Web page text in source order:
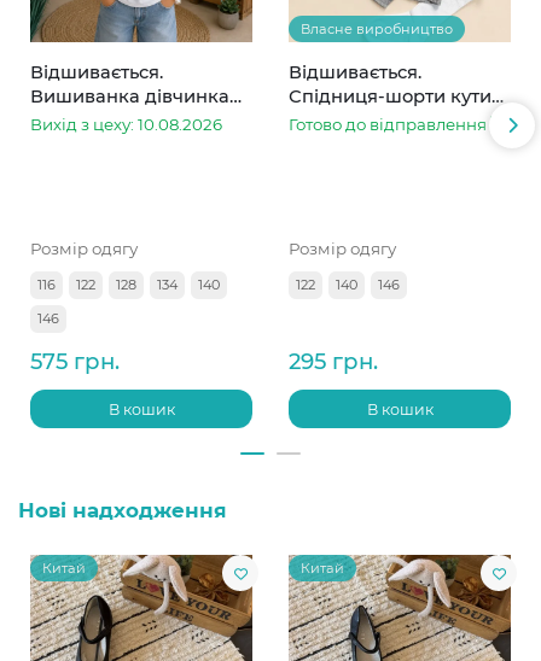
Відшивається.
Вишиванка дівчинка
колоски
Вихід з цеху: 10.08.2026
Розмір одягу
116 122 128 134
140
146
575 грн.
В кошик
Власне виробництво
Відшивається.
Спідниця-шорти кутик
сіра в смужку
Готово до відправлення
Розмір одягу
122 140 146
295 грн.
В кошик
Нові надходження
Китай Китай